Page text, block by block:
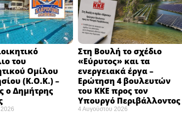
του
Ομίλου
(Κ.Ο.Κ.) –
ο Δημήτρης
Στη Βουλή το σχέδιο
«Εύρυτος» και τα
ενεργειακά έργα –
Ερώτηση 4 βουλευτών
του ΚΚΕ προς τον
Υπουργό Περιβάλλοντος
4 Αυγούστου 2026